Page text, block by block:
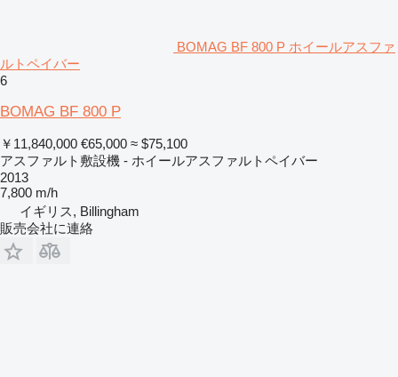
BOMAG BF 800 P ホイールアスファ
ルトペイバー
6
BOMAG BF 800 P
￥11,840,000 €65,000 ≈ $75,100
アスファルト敷設機 - ホイールアスファルトペイバー
2013
7,800 m/h
イギリス, Billingham
販売会社に連絡